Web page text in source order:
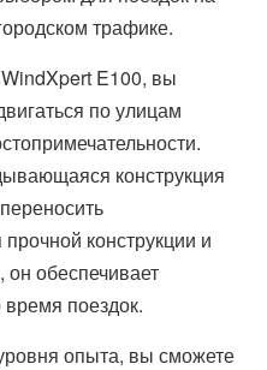
трафике.
E100, вы
по улицам
конструкция
конструкции и
обеспечивает
поездок.
опыта, вы сможете